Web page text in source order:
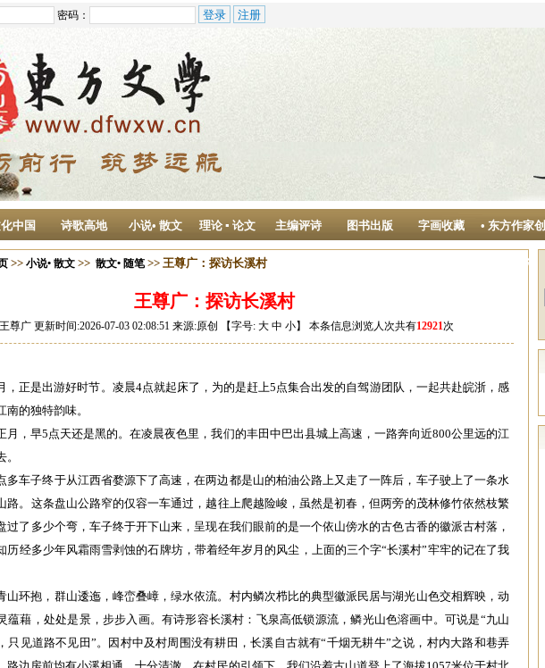
密码：
中国 诗歌高地 小说• 散文 理论 ▪ 论文 主编评诗 图书出版 字画收藏 • 东方作家创
作中心
>> 小说• 散文 >> 散文• 随笔>> 王尊广：探访长溪村
王尊广：探访长溪村
尊广 更新时间:2026-07-03 02:08:51 来源:原创 【字号: 大 中 小】 本条信息浏览人次共有12921次
，正是出游好时节。凌晨4点就起床了，为的是赶上5点集合出发的自驾游团队，一起共赴皖浙，感
南的独特韵味。
月，早5点天还是黑的。在凌晨夜色里，我们的丰田中巴出县城上高速，一路奔向近800公里远的江
多车子终于从江西省婺源下了高速，在两边都是山的柏油公路上又走了一阵后，车子驶上了一条水
路。这条盘山公路窄的仅容一车通过，越往上爬越险峻，虽然是初春，但两旁的茂林修竹依然枝繁
过了多少个弯，车子终于开下山来，呈现在我们眼前的是一个依山傍水的古色古香的徽派古村落，
历经多少年风霜雨雪剥蚀的石牌坊，带着经年岁月的风尘，上面的三个字“长溪村”牢牢的记在了我
山环抱，群山逶迤，峰峦叠嶂，绿水依流。村内鳞次栉比的典型徽派民居与湖光山色交相辉映，动
蕴藉，处处是景，步步入画。有诗形容长溪村：飞泉高低锁源流，鳞光山色溶画中。可说是“九山
只见道路不见田”。因村中及村周围没有耕田，长溪自古就有“千烟无耕牛”之说，村内大路和巷弄